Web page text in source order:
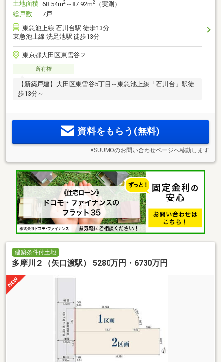
土地面積 68.54m2 ～87.92m2
（実測）
総戸数
7戸
東急池上線 石川台駅 徒歩13分
東急池上線 洗足池駅 徒歩13分
東京都大田区東雪谷２
所有権
【新築戸建】大田区東雪谷5丁目～東急池上線「石川台」駅徒
歩13分～
資料をもらう(無料)
※SUUMOのお問い合わせページへ移動します
建築条件付土地
多摩川２（矢口渡駅） 5280万円・6730万円